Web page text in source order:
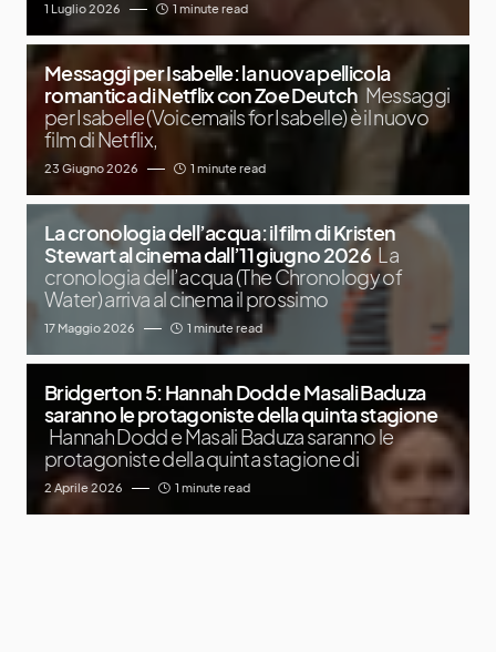
1 Luglio 2026 1 minute read
Messaggi per Isabelle: la nuova pellicola
romantica di Netflix con Zoe Deutch Messaggi
per Isabelle (Voicemails for Isabelle) è il nuovo
film di Netflix,
23 Giugno 2026 1 minute read
La cronologia dell’acqua: il film di Kristen
Stewart al cinema dall’11 giugno 2026 La
cronologia dell’acqua (The Chronology of
Water) arriva al cinema il prossimo
17 Maggio 2026 1 minute read
Bridgerton 5: Hannah Dodd e Masali Baduza
saranno le protagoniste della quinta stagione
Hannah Dodd e Masali Baduza saranno le
protagoniste della quinta stagione di
2 Aprile 2026 1 minute read